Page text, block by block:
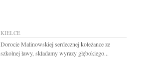
KIELCE
Dorocie Malinowskiej serdecznej koleżance ze
szkolnej ławy, składamy wyrazy głębokiego...